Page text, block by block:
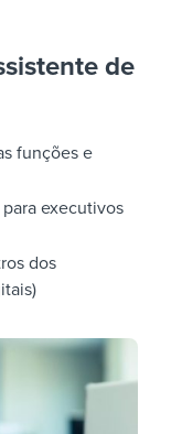
de
funções e
executivos
dos